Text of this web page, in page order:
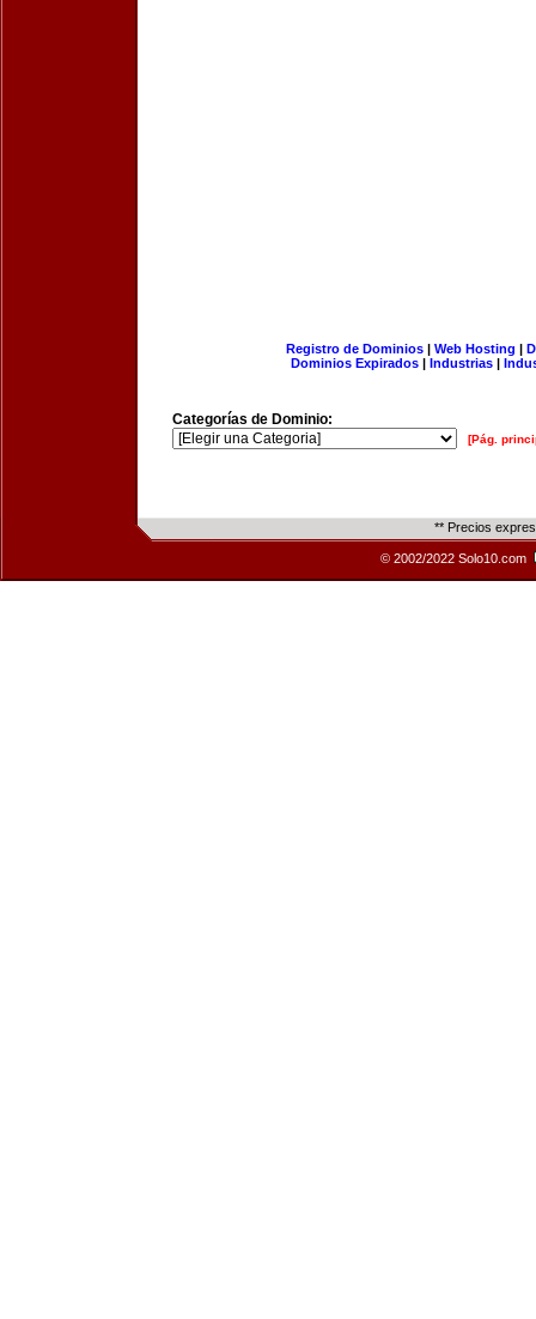
Registro de Dominios| Web Hosting |
Dominios Expirados | Industrias |
Categorías de Dominio:
[Pág.
** Precios
© 2002/2022 Solo10.com